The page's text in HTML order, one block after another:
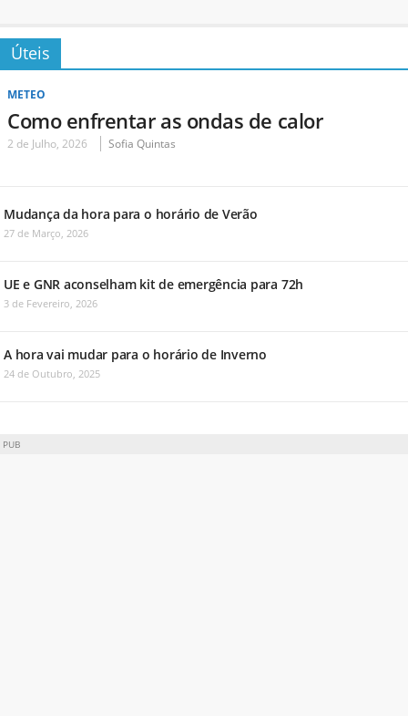
Úteis
METEO
Como enfrentar as ondas de calor
2 de Julho, 2026 Sofia Quintas
Mudança da hora para o horário de Verão
27 de Março, 2026
UE e GNR aconselham kit de emergência para 72h
3 de Fevereiro, 2026
A hora vai mudar para o horário de Inverno
24 de Outubro, 2025
PUB